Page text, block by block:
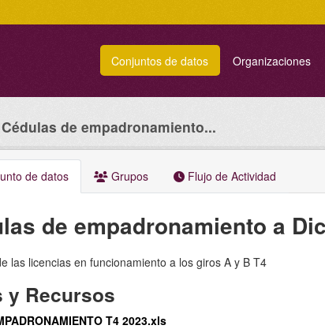
Conjuntos de datos Organizaciones
Cédulas de empadronamiento...
de datos Grupos Flujo de Actividad
de empadronamiento a
las licencias en funcionamiento a los giros A y B T4
y Recursos
T4 2023.xls